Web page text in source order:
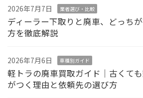
2026年7月7日 業者選び・比較
ディーラー下取りと廃車、どっち
方を徹底解説
2026年7月6日 車種別ガイド
軽トラの廃車買取ガイド｜古くて
がつく理由と依頼先の選び方